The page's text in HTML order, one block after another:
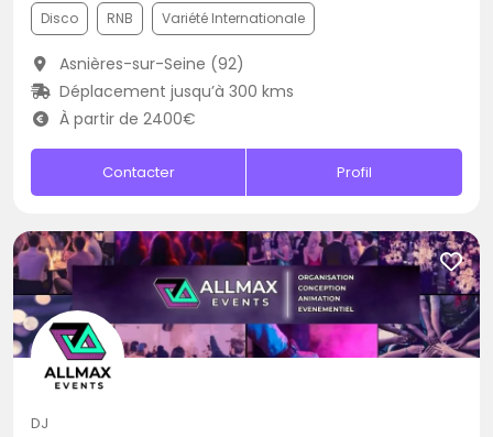
Disco RNB Variété Internationale
Asnières-sur-Seine (92)
Déplacement jusqu’à 300 kms
À partir de 2400€
Contacter Profil
DJ